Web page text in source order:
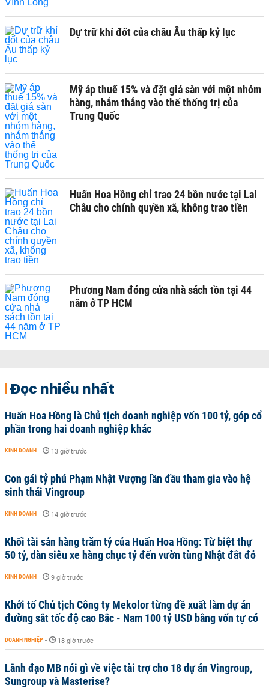
Dự trữ khí đốt của châu Âu thấp kỷ lục
Mỹ áp thuế 15% và đặt giá sàn với một nhóm
hàng, nhắm thẳng vào thế thống trị của
Trung Quốc
Huấn Hoa Hồng chỉ trao 24 bồn nước tại Lai
Châu cho chính quyền xã, không trao tiền
Phương Nam đóng cửa nhà sách tồn tại 44
năm ở TP HCM
Đọc nhiều nhất
Huấn Hoa Hồng là Chủ tịch doanh nghiệp vốn 100 tỷ, góp cổ
phần trong hai doanh nghiệp khác
KINH DOANH - 13 giờ trước
Con gái tỷ phú Phạm Nhật Vượng lần đầu tham gia vào hệ
sinh thái Vingroup
KINH DOANH - 14 giờ trước
Khối tài sản hàng trăm tỷ của Huấn Hoa Hồng: Từ biệt thự
50 tỷ, dàn siêu xe hàng chục tỷ đến vườn tùng Nhật đắt đỏ
KINH DOANH - 9 giờ trước
Khởi tố Chủ tịch Công ty Mekolor từng đề xuất làm dự án
đường sắt tốc độ cao Bắc - Nam 100 tỷ USD bằng vốn tự có
DOANH NGHIỆP - 18 giờ trước
Lãnh đạo MB nói gì về việc tài trợ cho 18 dự án Vingroup,
Sungroup và Masterise?